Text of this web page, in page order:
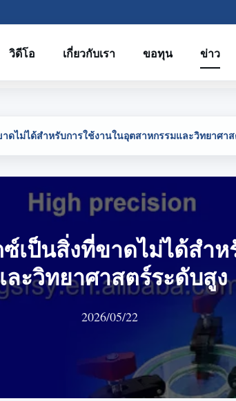
วิดีโอ เกี่ยวกับเรา ขอทุน ข่าว
ดไม่ได้สำหรับการใช้งานในอุตสาหกรรมและวิทยาศา
เป็นสิ่งที่ขาดไม่ได้สำ
ะวิทยาศาสตร์ระดับสูง
2026/05/22